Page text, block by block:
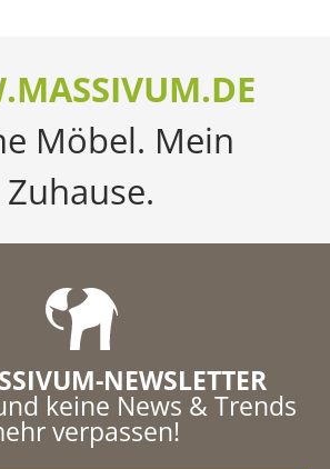
Möbel. Mein
Zuhause.
NEWSLETTER
keine News & Trends
verpassen!